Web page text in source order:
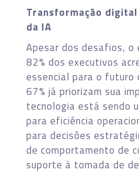
Transformação
da IA
Apesar dos desafios, o
82% dos executivos
essencial para o futuro
67% já priorizam sua
tecnologia está sendo
para eficiência
para decisões
de comportamento de
suporte à tomada de